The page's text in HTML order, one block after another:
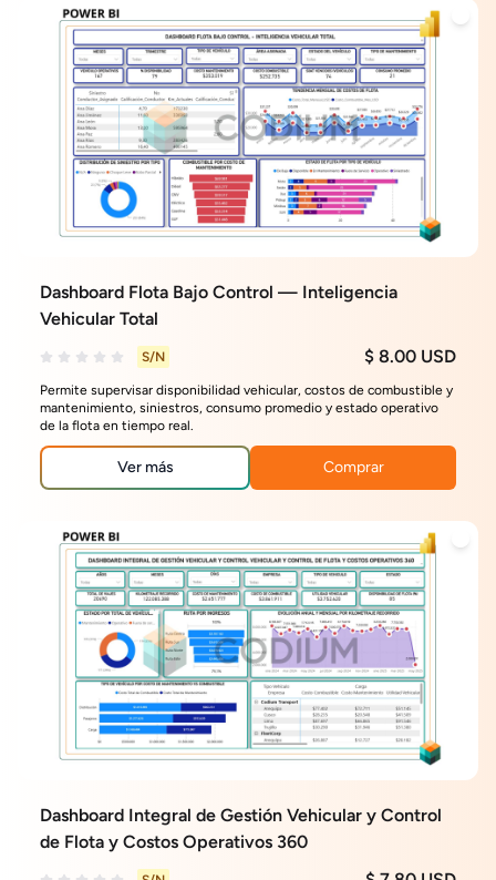
Dashboard Flota Bajo Control — Inteligencia
Vehicular Total
S/N $ 8.00 USD
Permite supervisar disponibilidad vehicular, costos de combustible y
mantenimiento, siniestros, consumo promedio y estado operativo
de la flota en tiempo real.
Ver más Comprar
Dashboard Integral de Gestión Vehicular y Control
de Flota y Costos Operativos 360